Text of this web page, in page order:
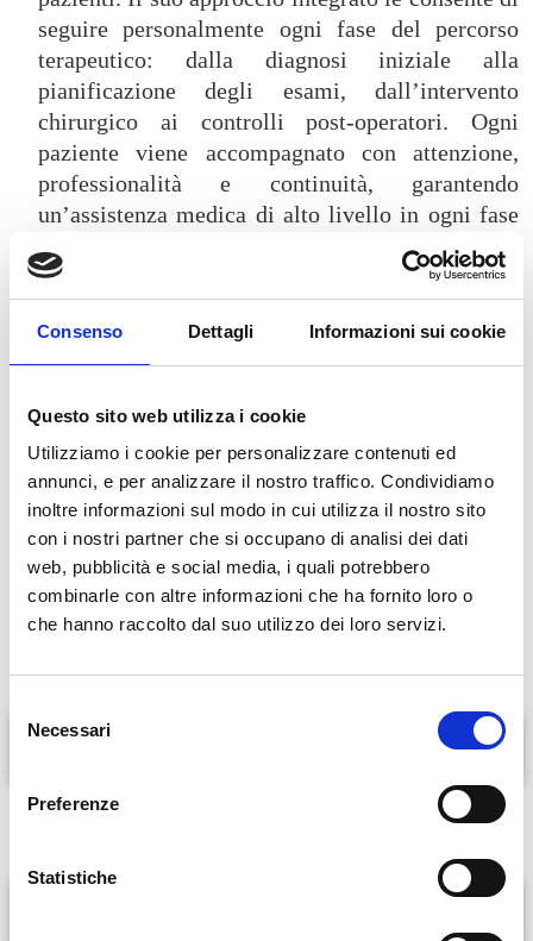
Consenso Dettagli Informazioni sui cookie
Questo sito web utilizza i cookie
Utilizziamo i cookie per personalizzare contenuti ed
annunci, e per analizzare il nostro traffico. Condividiamo
inoltre informazioni sul modo in cui utilizza il nostro sito
con i nostri partner che si occupano di analisi dei dati
web, pubblicità e social media, i quali potrebbero
combinarle con altre informazioni che ha fornito loro o
che hanno raccolto dal suo utilizzo dei loro servizi.
Necessari
Preferenze
Statistiche
seguire personalmente ogni fase del percorso
terapeutico: dalla diagnosi iniziale alla
pianificazione degli esami, dall’intervento
chirurgico ai controlli post-operatori. Ogni
paziente viene accompagnato con attenzione,
professionalità e continuità, garantendo
un’assistenza medica di alto livello in ogni fase
del trattamento. Vanta oltre un migliaio di
interventi per la cataratta e per la correzione dei
difetti visivi (miopia, astigmatismo,
ipermetropia, presbiopia), utilizzando le
tecnologie più avanzate come il laser ad eccimeri
specialisti in Italia a introdurre il trattamento di
cross-linking per il cheratocono. Attualmente è
Direttore Sanitario di un rinomato centro
oculistico di Roma, dove continua a esercitare
attività ambulatoriale e chirurgica con un
approccio altamente specialistico e orientato alla
qualità delle cure.
Visite oculistiche complete con fondo oculare